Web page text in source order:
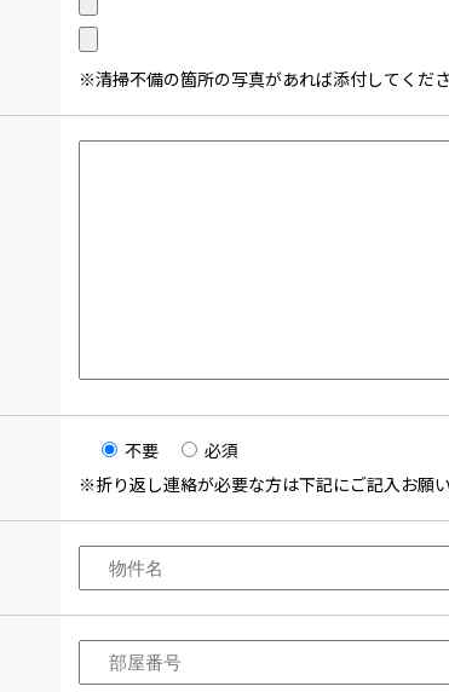
※清掃不備の箇所の写真があれば添付してくださ
不要
必須
※折り返し連絡が必要な方は下記にご記入お願い